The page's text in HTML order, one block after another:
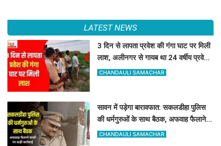
LATEST NEWS
3 दिन से लापता प्रवेश की गंगा घाट पर मिली
लाश, अलीनगर से गायब था 24 वर्षीय प्रवेश
कुमार
CHANDAULI SAMACHAR
सावन में पड़ेगा बारावफात: सकलडीहा पुलिस
की धर्मगुरुओं के साथ बैठक, अफवाह फैलाने
वालों को चेतावनी
CHANDAULI SAMACHAR